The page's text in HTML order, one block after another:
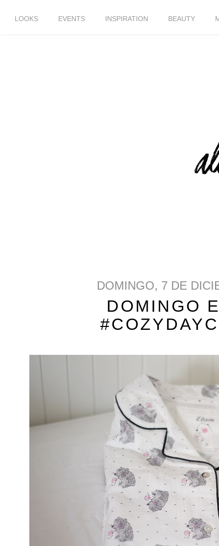
LOOKS EVENTS INSPIRATION BEAUTY
DOMINGO, 7 DE
DOMINGO